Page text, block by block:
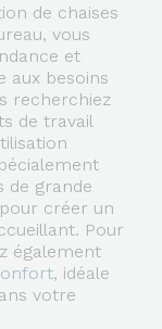
de chaises
vous
et
aux besoins
recherchiez
de travail
de grande
créer un
Pour
également
, idéale
votre